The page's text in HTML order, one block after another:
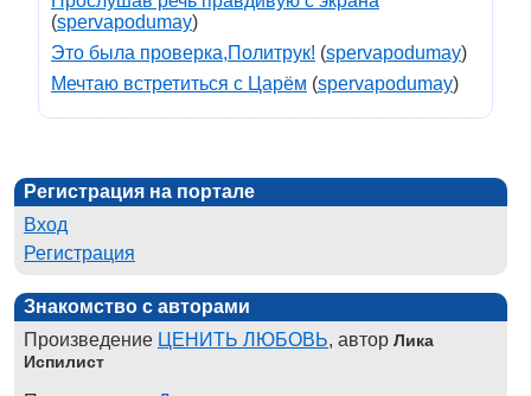
(spervapodumay)
Это была проверка,Политрук! (spervapodumay)
Мечтаю встретиться с Царём (spervapodumay)
Регистрация на портале
Вход
Регистрация
Знакомство с авторами
Произведение ЦЕНИТЬ ЛЮБОВЬ, автор Лика
Испилист